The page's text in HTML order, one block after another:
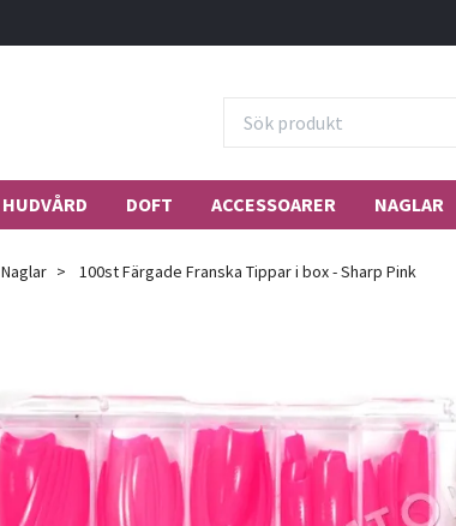
HUDVÅRD DOFT ACCESSOARER NAGLAR
Naglar 100st Färgade Franska Tippar i box - Sharp Pink